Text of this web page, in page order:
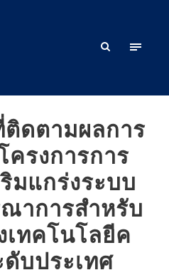
ดตามผลการ
ครงการการ
มแกร่งระบบ
าการสำหรับ
เทคโนโลยีค
บประเทศ